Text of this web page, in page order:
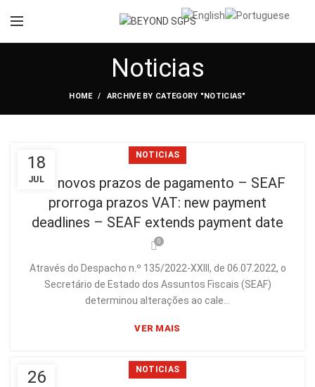
Noticias
HOME ARCHIVE BY CATEGORY "NOTICIAS"
18
JUL
NOTICIAS
IVA: novos prazos de pagamento – SEAF
prorroga prazos VAT: new payment
deadlines – SEAF extends payment date
0
Através do Despacho n.º 135/2022-XXIII, de 06.07.2022, o
Secretário de Estado dos Assuntos Fiscais (SEAF)
determinou alterações ao cale...
VER MAIS
26 NOTICIAS